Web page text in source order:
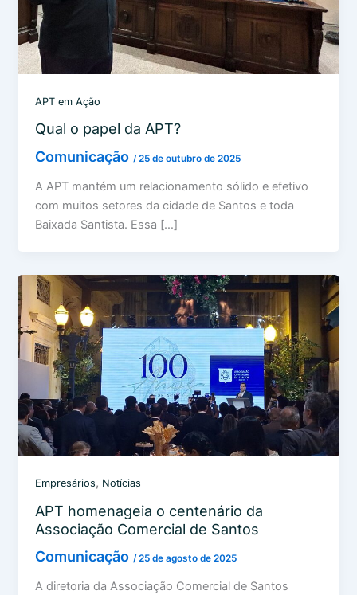
APT em Ação
Qual o papel da APT?
Comunicação/25 de outubro de 2025
A APT mantém um relacionamento sólido e efetivo
com muitos setores da cidade de Santos e toda
Baixada Santista. Essa […]
Empresários, Notícias
APT homenageia o centenário da
Associação Comercial de Santos
Comunicação/25 de agosto de 2025
A diretoria da Associação Comercial de Santos